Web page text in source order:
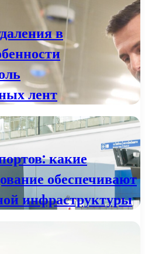
в
лент
какие
обеспечивают
инфраструктуры